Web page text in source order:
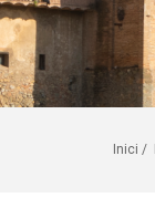
Inici /